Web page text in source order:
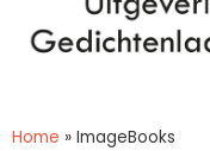
Home » ImageBooks